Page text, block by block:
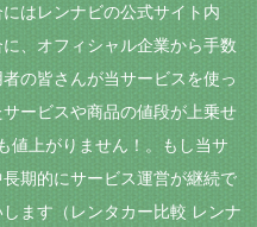
はレンナビの公式サイト内
、オフィシャル企業から手数
の皆さんが当サービスを使っ
ービスや商品の値段が上乗せ
値上がりません！。もし当サ
期的にサービス運営が継続で
ます（レンタカー比較 レンナ